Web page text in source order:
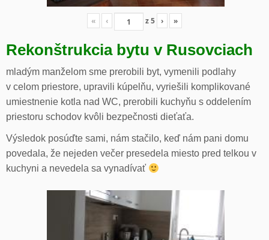
« ‹ z5 › »
Rekonštrukcia bytu v Rusovciach
mladým manželom sme prerobili byt, vymenili podlahy
v celom priestore, upravili kúpelňu, vyriešili komplikované
umiestnenie kotla nad WC, prerobili kuchyňu s oddelením
priestoru schodov kvôli bezpečnosti dieťaťa.
Výsledok posúďte sami, nám stačilo, keď nám pani domu
povedala, že nejeden večer presedela miesto pred telkou v
kuchyni a nevedela sa vynadívať